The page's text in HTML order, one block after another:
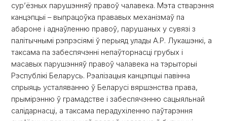
сурʼёзных парушэнняў правоў чалавека. Мэта стварэння
канцэпцыі – выпрацоўка прававых механізмаў па
абароне і аднаўленню правоў, парушаных у сувязі з
палітычнымі рэпрэсіямі ў перыяд улады А.Р. Лукашэнкі, а
таксама па забеспячэнні непаўторнасці грубых і
масавых парушэнняў правоў чалавека на тэрыторыі
Рэспублікі Беларусь. Рэалізацыя канцэпцыі павінна
спрыяць усталяванню ў Беларусі вяршэнства права,
прымірэнню ў грамадстве і забеспячэнню сацыяльнай
салідарнасці, а таксама перадухіленню паўтарэння